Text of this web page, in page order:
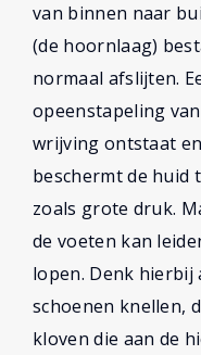
van binnen naar
(de hoornlaag)
normaal afslijten.
opeenstapeling
wrijving ontstaat
beschermt de huid
zoals grote druk.
de voeten kan
lopen. Denk
schoenen knellen,
kloven die aan de